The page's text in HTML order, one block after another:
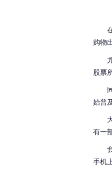
购物
股票
始普
有一
手机